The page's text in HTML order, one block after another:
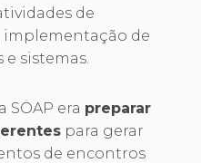
de
de
e sistemas.
SOAP era preparar
para gerar
de encontros